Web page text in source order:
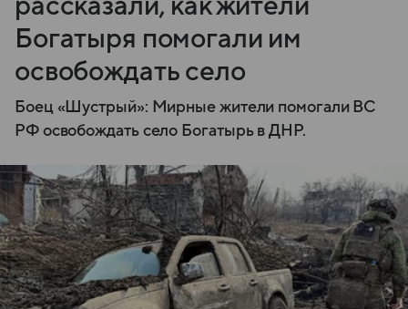
Богатыря помогали им
освобождать село
Боец «Шустрый»: Мирные жители помогали ВС
РФ освобождать село Богатырь в ДНР.